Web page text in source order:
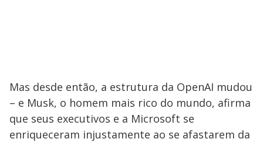
Mas desde então, a estrutura da OpenAI mudou
– e Musk, o homem mais rico do mundo, afirma
que seus executivos e a Microsoft se
enriqueceram injustamente ao se afastarem da